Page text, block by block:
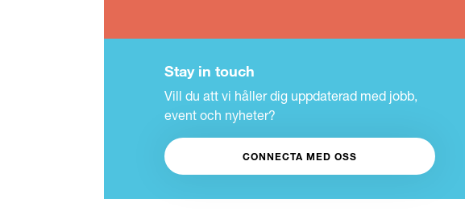
Stay in touch
Vill du att vi håller dig uppdaterad med jobb,
event och nyheter?
CONNECTA MED OSS